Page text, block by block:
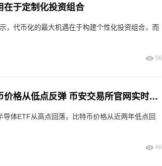
在于定制化投资组合
，代币化的最大机遇在于构建个性化投资组合，而
56
内存与半导体板块降温，比特币价格从低点反弹 币安交易所官网实时把握行情轮动
体ETF从高点回落，比特币价格从近两年低点回
46